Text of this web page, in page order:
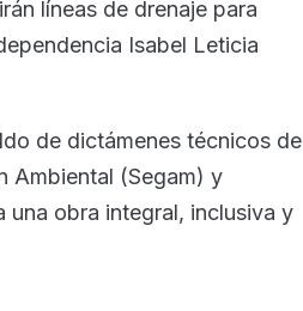
líneas de drenaje para
Isabel Leticia
de dictámenes técnicos de
Ambiental (Segam) y
una obra integral, inclusiva y